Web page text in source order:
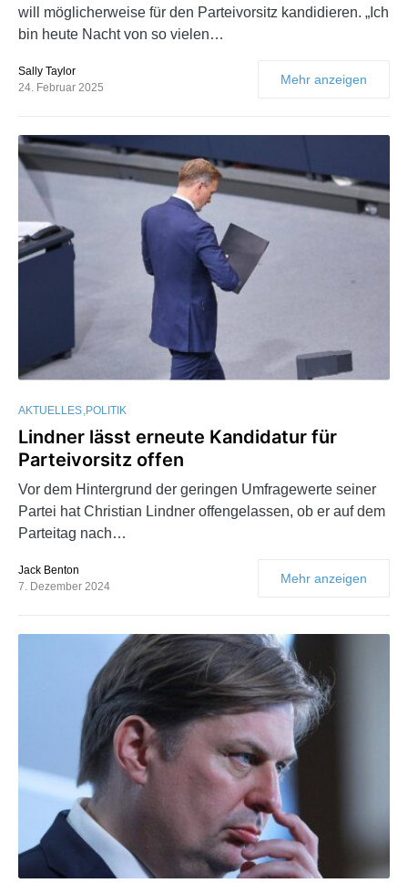
will möglicherweise für den Parteivorsitz kandidieren. „Ich
bin heute Nacht von so vielen…
Sally Taylor
24. Februar 2025
Mehr anzeigen
AKTUELLES POLITIK
Lindner lässt erneute Kandidatur für
Parteivorsitz offen
Vor dem Hintergrund der geringen Umfragewerte seiner
Partei hat Christian Lindner offengelassen, ob er auf dem
Parteitag nach…
Jack Benton
7. Dezember 2024
Mehr anzeigen